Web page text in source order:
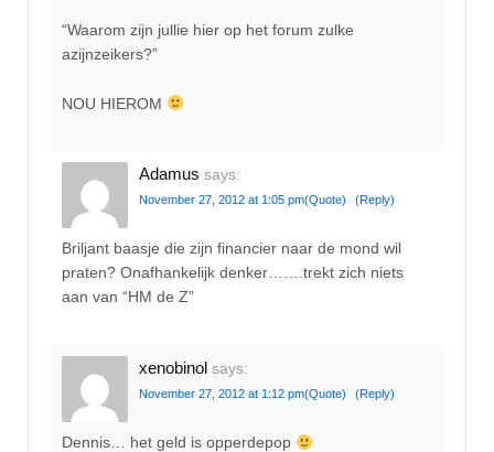
“Waarom zijn jullie hier op het forum zulke
azijnzeikers?”
NOU HIEROM
Adamus says:
November 27, 2012 at 1:05 pm(Quote) (Reply)
Briljant baasje die zijn financier naar de mond wil
praten? Onafhankelijk denker…….trekt zich niets
aan van “HM de Z”
xenobinol says:
November 27, 2012 at 1:12 pm(Quote) (Reply)
Dennis… het geld is opperdepop